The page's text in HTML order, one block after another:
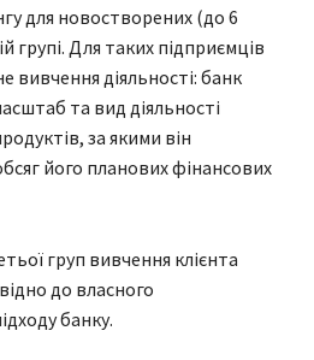
для новостворених (до 6
групі. Для таких підприємців
вивчення діяльності: банк
та вид діяльності
за якими він
його планових фінансових
груп вивчення клієнта
до власного
банку.